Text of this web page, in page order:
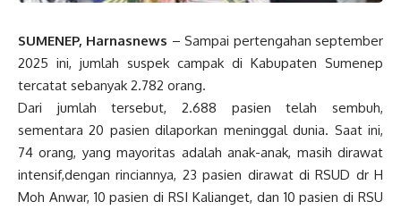
SUMENEP, Harnasnews –Sampai pertengahan september
2025 ini, jumlah suspek campak di Kabupaten Sumenep
tercatat sebanyak 2.782 orang.
Dari jumlah tersebut, 2.688 pasien telah sembuh,
sementara 20 pasien dilaporkan meninggal dunia. Saat ini,
74 orang, yang mayoritas adalah anak-anak, masih dirawat
intensif,dengan rinciannya, 23 pasien dirawat di RSUD dr H
Moh Anwar, 10 pasien di RSI Kalianget, dan 10 pasien di RSU